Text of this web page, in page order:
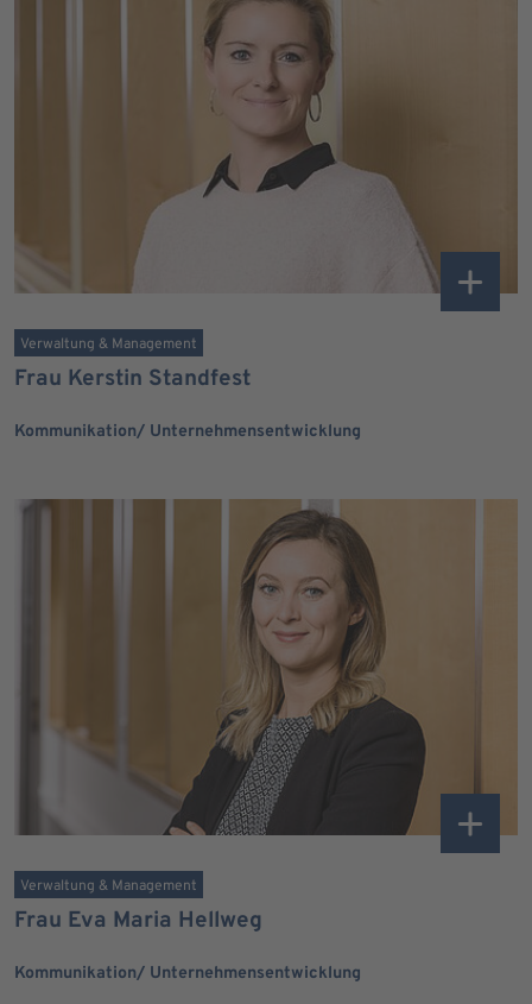
Verwaltung & Management
Frau Kerstin Standfest
Kommunikation/ Unternehmensentwicklung
Verwaltung & Management
Frau Eva Maria Hellweg
Kommunikation/ Unternehmensentwicklung